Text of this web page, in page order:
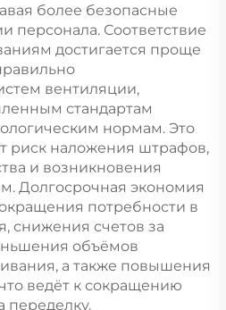
более безопасные
персонала. Соответствие
достигается проще
вентиляции,
стандартам
нормам. Это
риск наложения штрафов,
и возникновения
Долгосрочная экономия
потребности в
снижения счетов за
объёмов
а также повышения
ведёт к сокращению
переделку.